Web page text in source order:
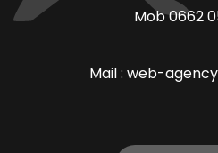
Mob 0662
Mail : web-